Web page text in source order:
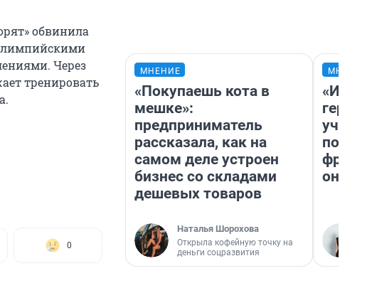
обвинила
Через
тренировать
0
МНЕНИЕ
«Покупаешь кота в
мешке»:
предприниматель
рассказала, как на
самом деле устроен
бизнес со складами
дешевых товаров
Наталья Шорохова
Открыла кофейную точку на
деньги соцразвития
учит
она